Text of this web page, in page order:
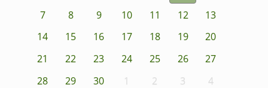
7
8 9 10 11 12
13
14
15 16 17 18 19
20
21
22 23 24 25 26
27
28
29 30 1 2 3 4